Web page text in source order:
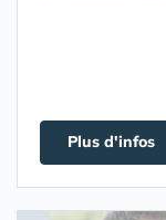
Plus d'infos